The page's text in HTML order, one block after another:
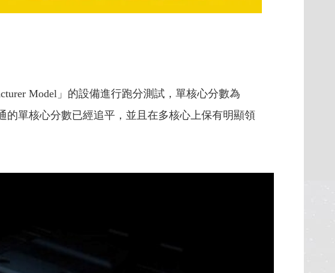
Model」的設備進行跑分測試，單核心分數為
的單核心分數已經追平，並且在多核心上保有明顯領